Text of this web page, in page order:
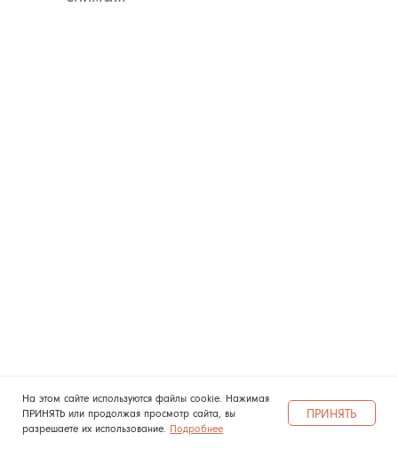
Героиня
На этом сайте используются файлы cookie. Нажимая
ПРИНЯТЬ или продолжая просмотр сайта, вы
разрешаете их использование. Подробнее
ПРИНЯТЬ